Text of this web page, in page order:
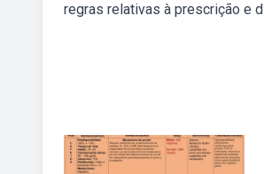
regras relativas à prescrição e